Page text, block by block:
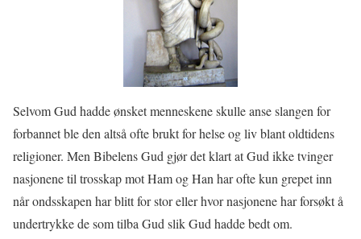
Selvom Gud hadde ønsket menneskene skulle anse slangen for
forbannet ble den altså ofte brukt for helse og liv blant oldtidens
religioner. Men Bibelens Gud gjør det klart at Gud ikke tvinger
nasjonene til trosskap mot Ham og Han har ofte kun grepet inn
når ondsskapen har blitt for stor eller hvor nasjonene har forsøkt å
undertrykke de som tilba Gud slik Gud hadde bedt om.